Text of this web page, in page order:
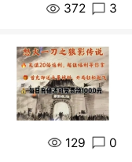
372 3
129 0